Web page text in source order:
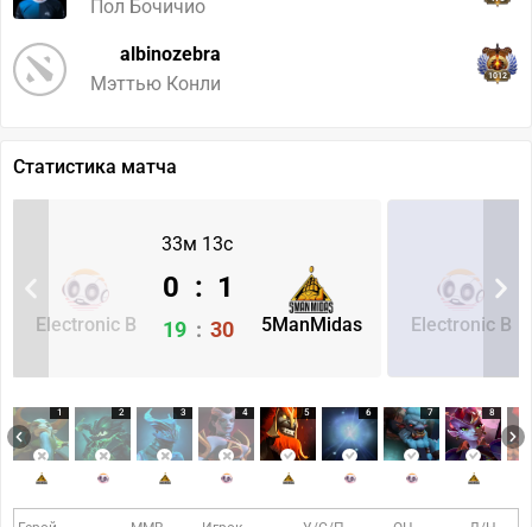
Пол Бочичио
albinozebra
Мэттью Конли
1012
Статистика матча
33м 13с
Electronic B 5ManMidas
0 : 1
19 : 30 Electronic B
1 2 3 4 5 6 7 8